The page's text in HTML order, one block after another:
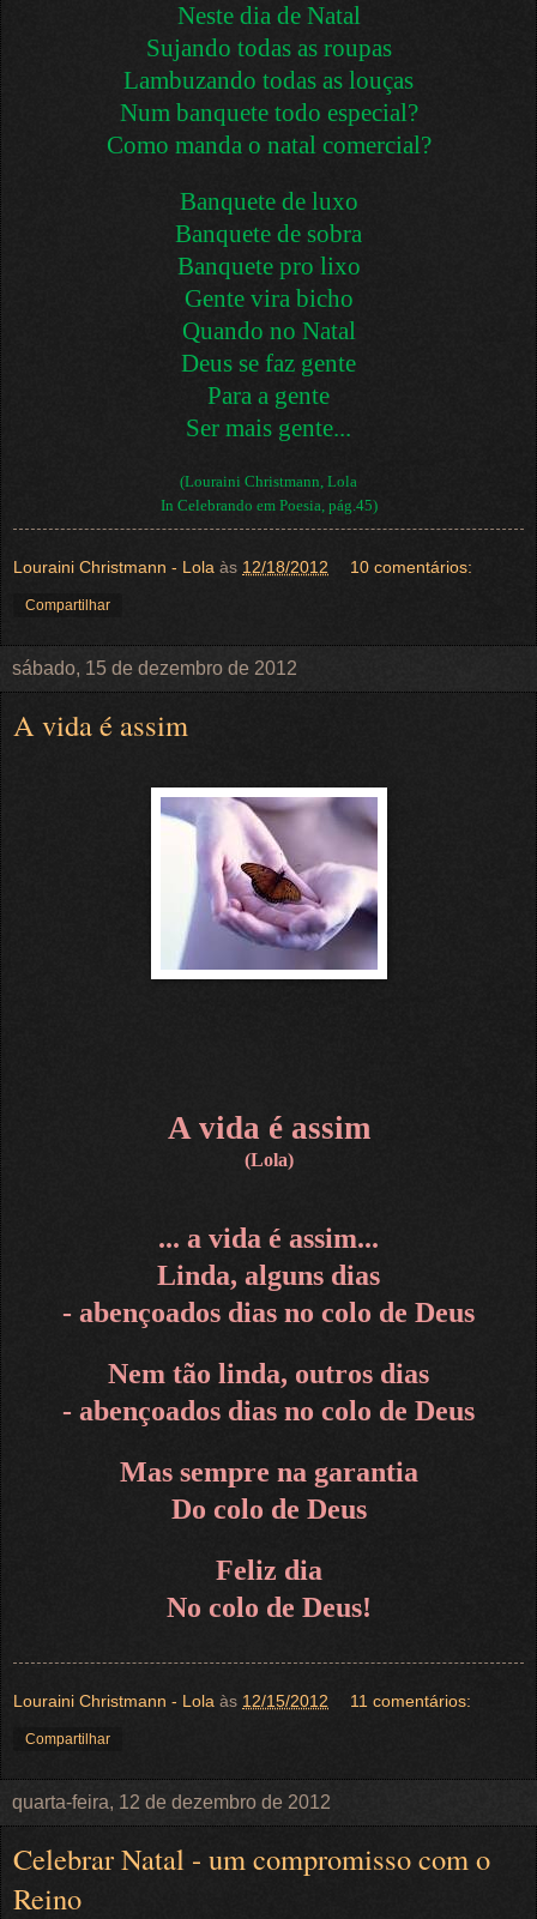
Neste dia de Natal
Sujando todas as roupas
Lambuzando todas as louças
Num banquete todo especial?
Como manda o natal comercial?
Banquete de luxo
Banquete de sobra
Banquete pro lixo
Gente vira bicho
Quando no Natal
Deus se faz gente
Para a gente
Ser mais gente...
(Louraini Christmann, Lola
In Celebrando em Poesia, pág.45)
Louraini Christmann - Lola às 12/18/2012 10 comentários:
Compartilhar
sábado, 15 de dezembro de 2012
A vida é assim
A vida é assim
(Lola)
... a vida é assim...
Linda, alguns dias
- abençoados dias no colo de Deus
Nem tão linda, outros dias
- abençoados dias no colo de Deus
Mas sempre na garantia
Do colo de Deus
Feliz dia
No colo de Deus!
Louraini Christmann - Lola às 12/15/2012 11 comentários:
Compartilhar
quarta-feira, 12 de dezembro de 2012
Celebrar Natal - um compromisso com o
Reino